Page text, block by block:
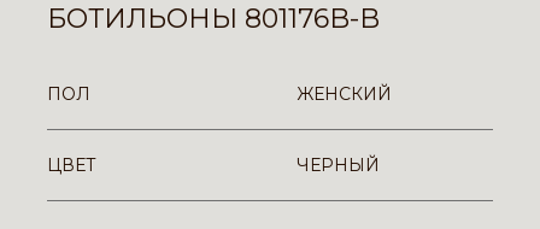
БОТИЛЬОНЫ 801176B-B
ПОЛ ЖЕНСКИЙ
ЦВЕТ ЧЕРНЫЙ